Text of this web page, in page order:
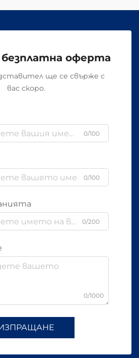
оферта
ще се свърже с
вас скоро.
0/100
0/100
0/200
0/1000